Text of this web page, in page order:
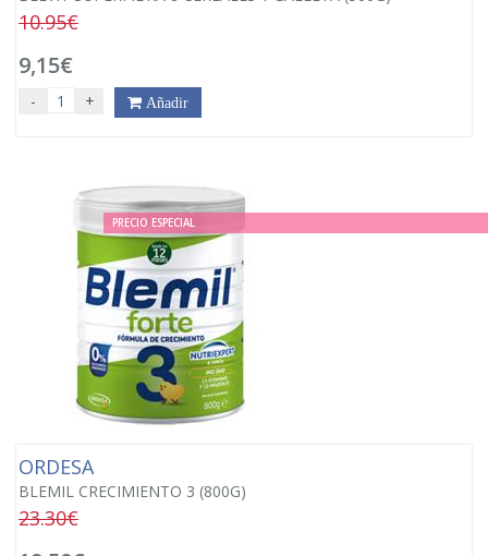
10.95€
9,15€
- + Añadir
PRECIO ESPECIAL
ORDESA
BLEMIL CRECIMIENTO 3 (800G)
23.30€